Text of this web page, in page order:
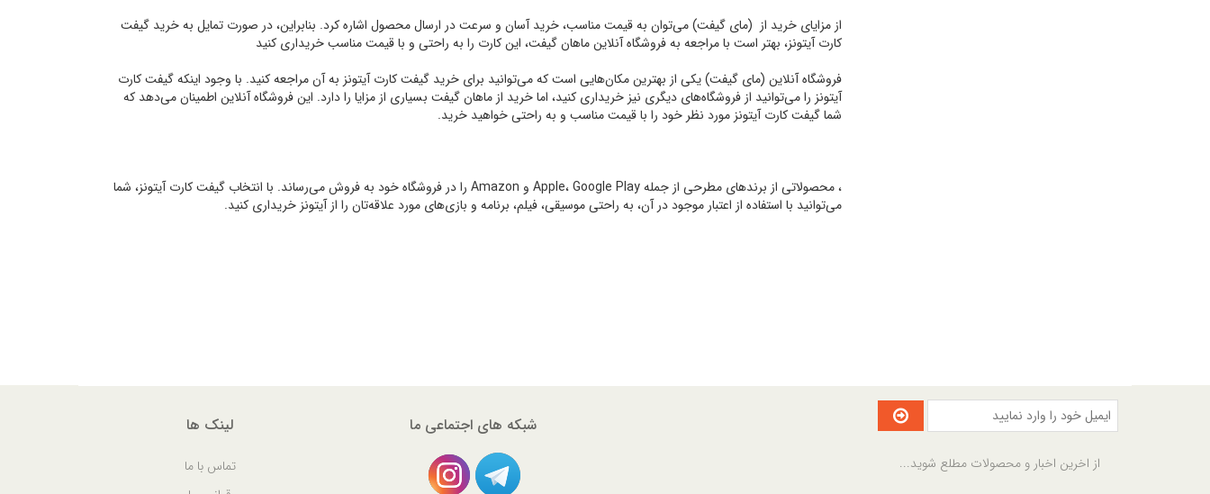
از مزایای خرید از (مای گیفت) می‌توان به قیمت مناسب، خرید آسان و سرعت در ارسال محصول اشاره کرد. بنابراین، در صورت تمایل به خرید گیفت
کارت آیتونز، بهتر است با مراجعه به فروشگاه آنلاین ماهان گیفت، این کارت را به راحتی و با قیمت مناسب خریداری کنید
فروشگاه آنلاین (مای گیفت) یکی از بهترین مکان‌هایی است که می‌توانید برای خرید گیفت کارت آیتونز به آن مراجعه کنید. با وجود اینکه گیفت کارت
آیتونز را می‌توانید از فروشگاه‌های دیگری نیز خریداری کنید، اما خرید از ماهان گیفت بسیاری از مزایا را دارد. این فروشگاه آنلاین اطمینان می‌دهد که
شما گیفت کارت آیتونز مورد نظر خود را با قیمت مناسب و به راحتی خواهید خرید.
، محصولاتی از برندهای مطرحی از جمله Apple، Google Play و Amazon را در فروشگاه خود به فروش می‌رساند. با انتخاب گیفت کارت آیتونز، شما
می‌توانید با استفاده از اعتبار موجود در آن، به راحتی موسیقی، فیلم، برنامه و بازی‌های مورد علاقه‌تان را از آیتونز خریداری کنید.
لینک ها
تماس با ما
شبکه های اجتماعی ما
از اخرین اخبار و محصولات مطلع شوید...